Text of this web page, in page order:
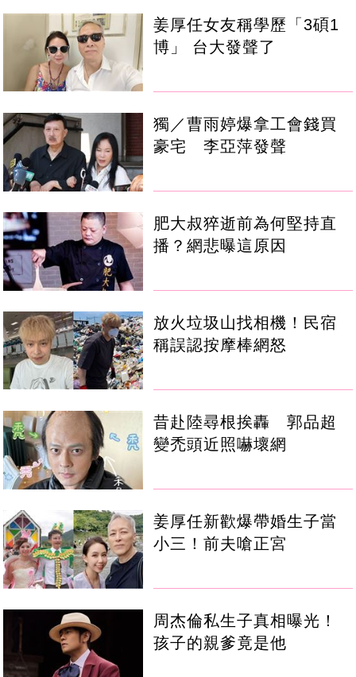
姜厚任女友稱學歷「3碩1
博」 台大發聲了
獨／曹雨婷爆拿工會錢買
豪宅 李亞萍發聲
肥大叔猝逝前為何堅持直
播？網悲曝這原因
放火垃圾山找相機！民宿
稱誤認按摩棒網怒
昔赴陸尋根挨轟 郭品超
變禿頭近照嚇壞網
姜厚任新歡爆帶婚生子當
小三！前夫嗆正宮
周杰倫私生子真相曝光！
孩子的親爹竟是他